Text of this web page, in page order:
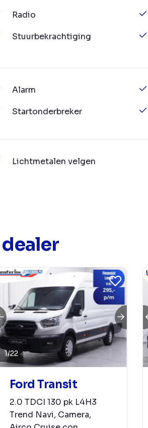
Radio
Stuurbekrachtiging
Alarm
Startonderbreker
Lichtmetalen velgen
1/22
Ford Transit
2.0 TDCI 130 pk L4H3
Trend Navi, Camera,